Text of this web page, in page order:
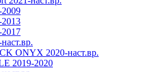
2009
2013
2017
ONYX 2020-наст.вр.
2019-2020